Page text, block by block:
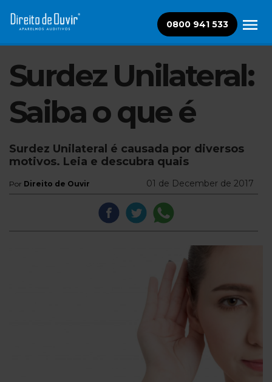
0800 941 533
Surdez Unilateral:
Saiba o que é
Surdez Unilateral é causada por diversos
motivos. Leia e descubra quais
Por Direito de Ouvir 01 de December de 2017